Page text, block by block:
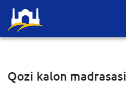
Qozi kalon madrasasi